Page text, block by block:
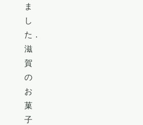
ま
し
た．
滋
賀
の
お
菓
子